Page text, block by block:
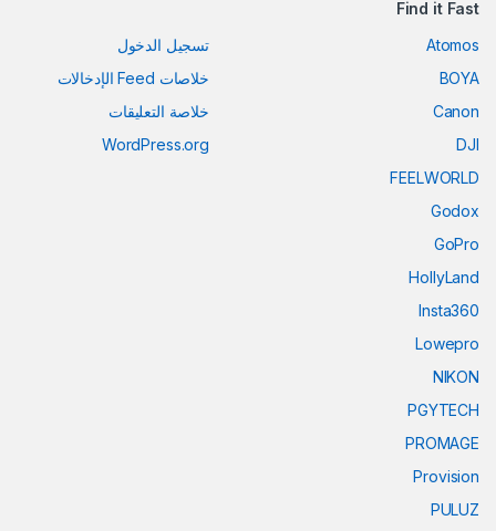
Find it Fast
Atomos
BOYA
Canon
DJI
FEELWORLD
Godox
GoPro
HollyLand
Insta360
Lowepro
NIKON
PGYTECH
PROMAGE
Provision
PULUZ
تسجيل الدخول
خلاصات Feed الإدخالات
خلاصة التعليقات
WordPress.org